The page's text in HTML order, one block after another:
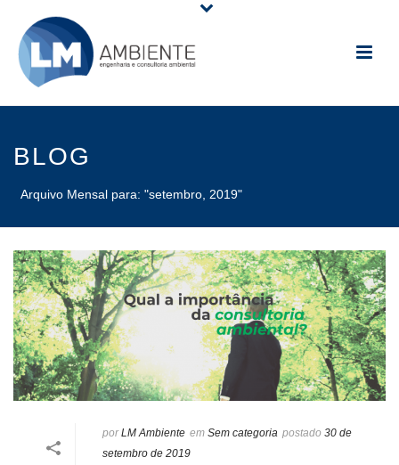
BLOG
Arquivo Mensal para: "setembro, 2019"
porLM Ambiente em Sem categoria postado 30 de
setembro de 2019